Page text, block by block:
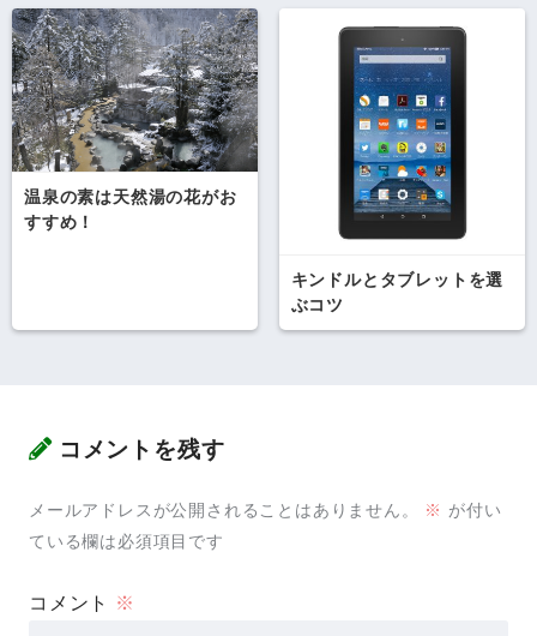
温泉の素は天然湯の花がお
すすめ！
キンドルとタブレットを選
ぶコツ
コメントを残す
メールアドレスが公開されることはありません。 ※ が付い
ている欄は必須項目です
コメント ※